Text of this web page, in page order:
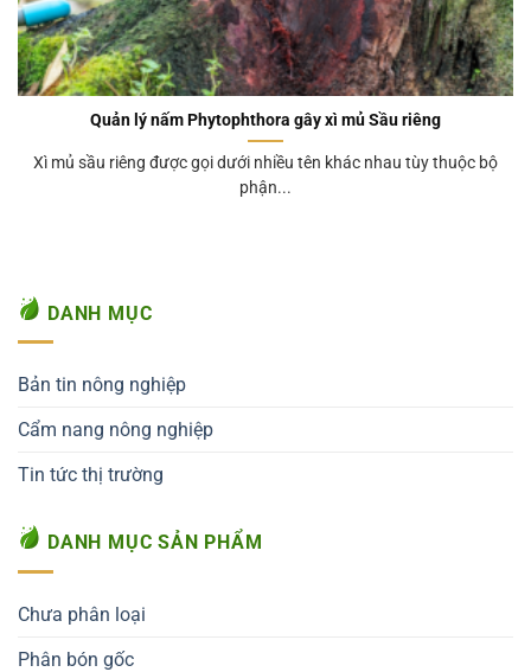
Quản lý nấm Phytophthora gây xì mủ Sầu riêng
Xì mủ sầu riêng được gọi dưới nhiều tên khác nhau tùy thuộc bộ
phận...
DANH MỤC
Bản tin nông nghiệp
Cẩm nang nông nghiệp
Tin tức thị trường
DANH MỤC SẢN PHẨM
Chưa phân loại
Phân bón gốc